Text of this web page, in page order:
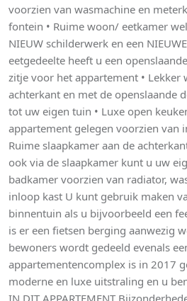
voorzien van wasmachine en
fontein • Ruime woon/ eetkamer
NIEUW schilderwerk en een
eetgedeelte heeft u een
zitje voor het appartement • Lekker
achterkant en met de openslaande
tot uw eigen tuin • Luxe open
appartement gelegen voorzien van
Ruime slaapkamer aan de
ook via de slaapkamer kunt u uw
badkamer voorzien van radiator,
inloop kast U kunt gebruik maken
binnentuin als u bijvoorbeeld een
is er een fietsen berging aanwezig
bewoners wordt gedeeld evenals
appartementencomplex is in 2017
moderne en luxe uitstraling en u
IN DIT APPARTEMENT